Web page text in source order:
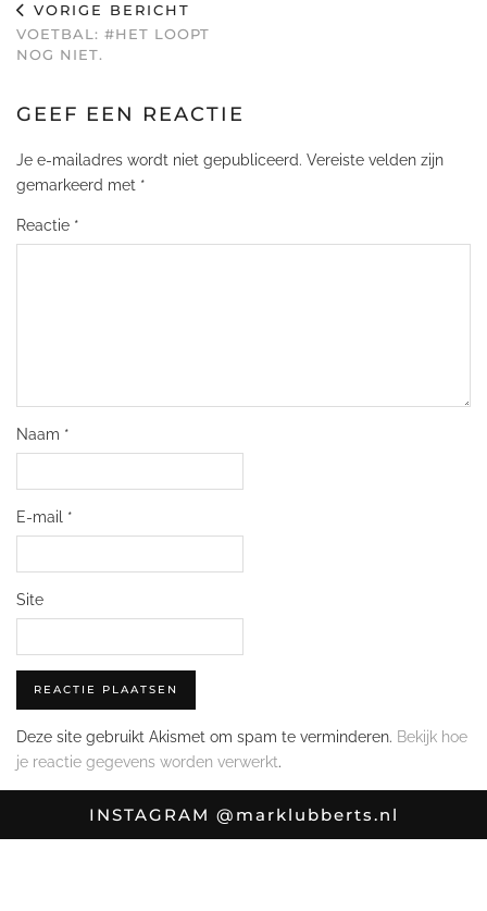
VORIGE BERICHT
VOETBAL: #HET LOOPT
NOG NIET.
GEEF EEN REACTIE
Je e-mailadres wordt niet gepubliceerd. Vereiste velden zijn
gemarkeerd met *
Reactie *
Naam *
E-mail *
Site
Deze site gebruikt Akismet om spam te verminderen. Bekijk hoe
je reactie gegevens worden verwerkt.
INSTAGRAM @marklubberts.nl